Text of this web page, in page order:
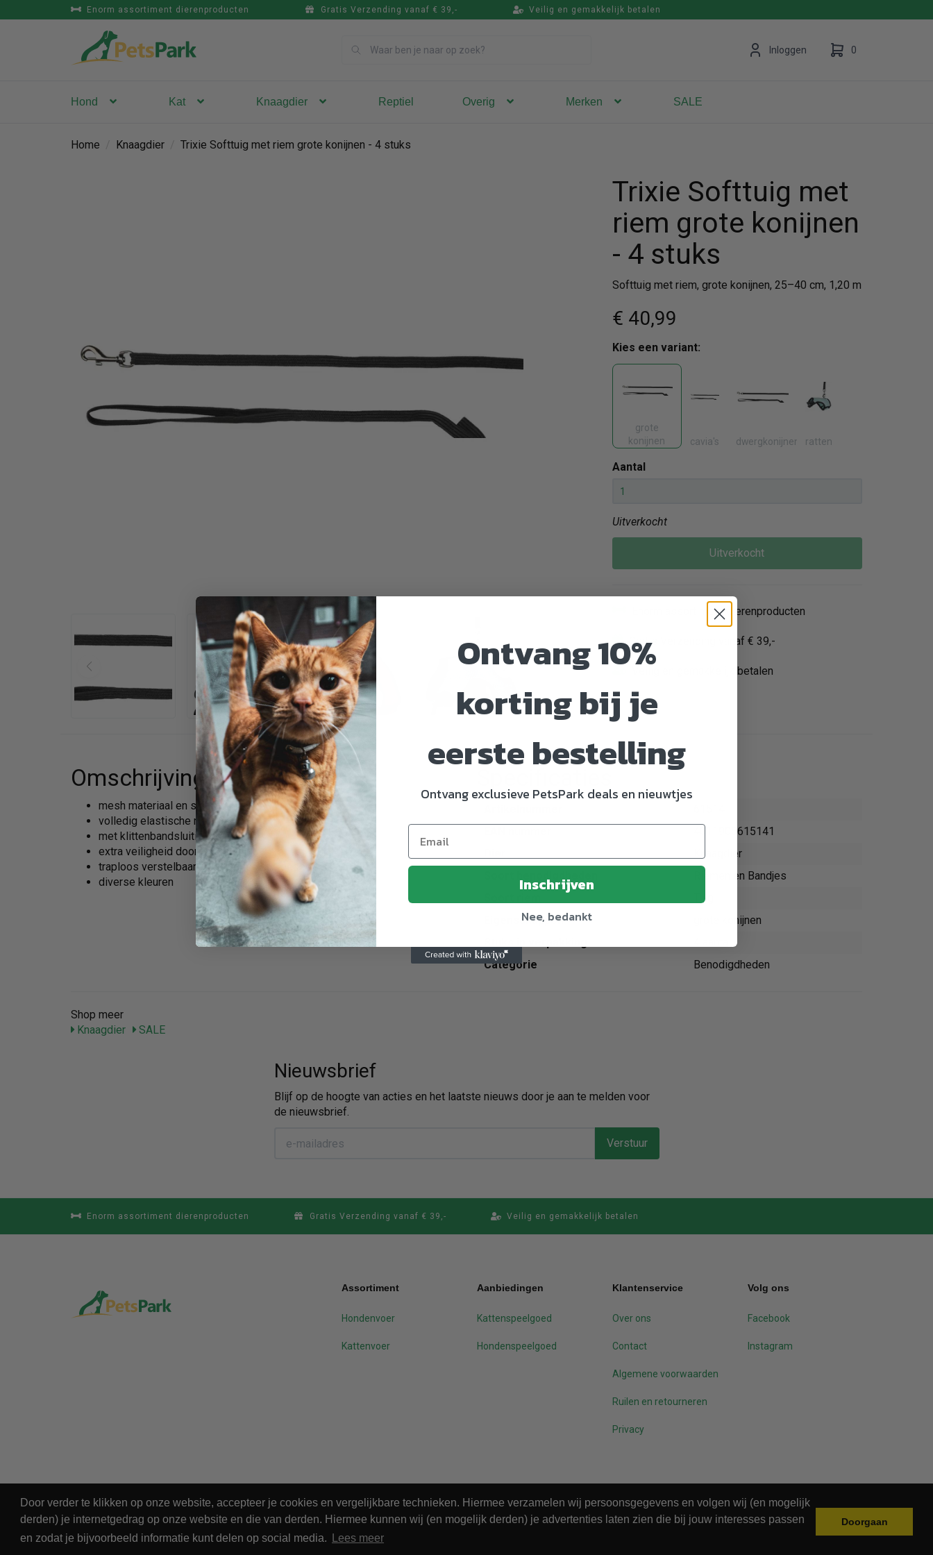
Door verder te klikken op onze website, accepteer je cookies en vergelijkbare technieken. Hiermee verzamelen wij persoonsgegevens en volgen wij (en mogelijk
derden) je internetgedrag op onze website en die van derden. Hiermee kunnen wij (en mogelijk derden) je advertenties laten zien die bij jouw interesses passen
en zodat je bijvoorbeeld informatie kunt delen op social media.
Lees meer
Doorgaan
Enorm assortiment dierenproducten Gratis Verzending vanaf € 39,- Veilig en gemakkelijk betalen
Inloggen 0
Vul hem met producten.
Hond Kat Knaagdier Reptiel Overig Merken SALE
Home Knaagdier Trixie Softtuig met riem grote konijnen - 4 stuks
Trixie Softtuig met
riem grote konijnen
- 4 stuks
Softtuig met riem, grote konijnen, 25–40 cm, 1,20 m
€ 40,99
Kies een variant:
grote
konijnen
cavia's dwergkonijnen ratten
Aantal
Uitverkocht
Uitverkocht
Enorm assortiment dierenproducten
Gratis Verzending vanaf € 39,-
Veilig en gemakkelijk betalen
Omschrijving
mesh materiaal en singelband
volledig elastische riem
met klittenbandsluitingen
extra veiligheid door kliksluiting
traploos verstelbaar bij borst- en buikgedeelte
diverse kleuren
4011905615141
Knaagdier
Riemen en Bandjes
Tuig
Eigenschappen
grote konijnen
Categorie
Benodigdheden
Shop meer
Knaagdier
SALE
Nieuwsbrief
Blijf op de hoogte van acties en het laatste nieuws door je aan te melden voor
de nieuwsbrief.
Verstuur
Enorm assortiment dierenproducten Gratis Verzending vanaf € 39,- Veilig en gemakkelijk betalen
Assortiment
Hondenvoer
Kattenvoer
Aanbiedingen
Kattenspeelgoed
Hondenspeelgoed
Klantenservice
Over ons
Contact
Algemene voorwaarden
Ruilen en retourneren
Privacy
Volg ons
Facebook
Instagram
Ontvang 10%
korting bij je
eerste bestelling
Ontvang exclusieve PetsPark deals en nieuwtjes
Inschrijven
Nee, bedankt